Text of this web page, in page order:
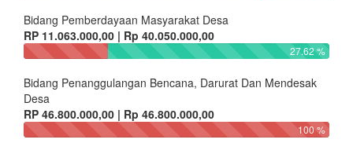
Bidang Pemberdayaan Masyarakat Desa
RP 11.063.000,00 | Rp 40.050.000,00
27.62 %
Bidang Penanggulangan Bencana, Darurat Dan Mendesak
Desa
RP 46.800.000,00 | Rp 46.800.000,00
100 %